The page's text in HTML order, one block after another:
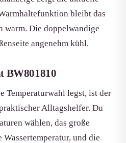
bleibt das
warm. Die doppelwandige
angenehm kühl.
BW801810
Temperaturwahl legst, ist der
Alltagshelfer. Du
wählen, das große
und die